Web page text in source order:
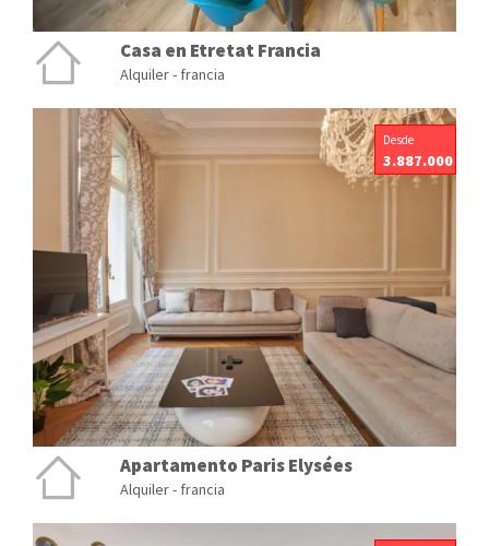
Casa en Etretat Francia
Alquiler - francia
Desde
3.887.000
Apartamento Paris Elysées
Alquiler - francia